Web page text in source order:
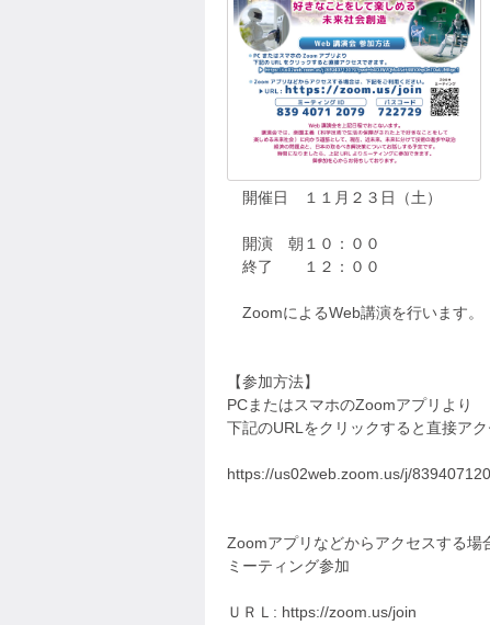
開催日 １１月２３日（土）
開演 朝１０：００
終了 １２：００
ZoomによるWeb講演を行います。
【参加方法】
PCまたはスマホのZoomアプリより
下記のURLをクリックすると直接アク
https://us02web.zoom.us/j/
Zoomアプリなどからアクセスする場
ミーティング参加
ＵＲＬ: https://zoom.us/join